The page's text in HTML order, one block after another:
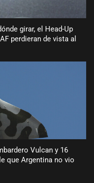
girar, el Head-Up
perdieran de vista al
Vulcan y 16
que Argentina no vio